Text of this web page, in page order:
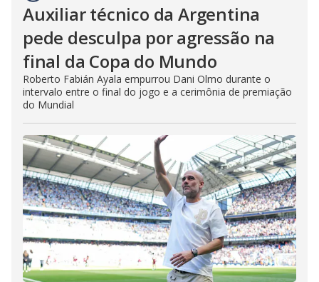
Auxiliar técnico da Argentina
pede desculpa por agressão na
final da Copa do Mundo
Roberto Fabián Ayala empurrou Dani Olmo durante o
intervalo entre o final do jogo e a cerimônia de premiação
do Mundial